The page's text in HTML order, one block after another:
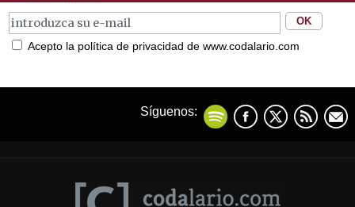
Acepto la política de privacidad de www.codalario.com
Síguenos: